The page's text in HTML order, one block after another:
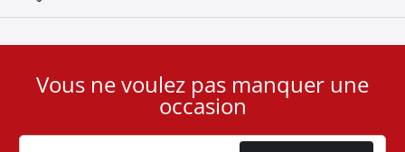
User
Cookie
Vous ne voulez pas manquer une
occasion